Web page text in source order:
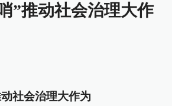
”推动社会治理大作
社会治理大作为